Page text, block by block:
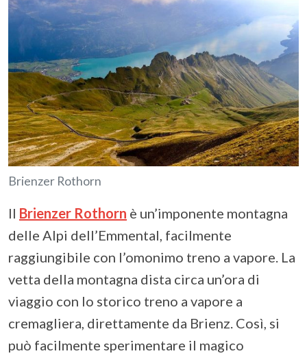
Brienzer Rothorn
Il Brienzer Rothorn è un’imponente montagna
delle Alpi dell’Emmental, facilmente
raggiungibile con l’omonimo treno a vapore. La
vetta della montagna dista circa un’ora di
viaggio con lo storico treno a vapore a
cremagliera, direttamente da Brienz. Così, si
può facilmente sperimentare il magico